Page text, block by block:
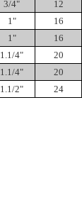
3/4" 12
1" 16
1" 16
1.1/4" 20
1.1/4" 20
1.1/2" 24